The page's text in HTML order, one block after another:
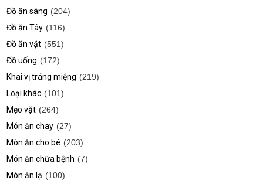
Đồ ăn sáng (204)
Đồ ăn Tây (116)
Đồ ăn vặt (551)
Đồ uống (172)
Khai vị tráng miệng (219)
Loại khác (101)
Mẹo vặt (264)
Món ăn chay (27)
Món ăn cho bé (203)
Món ăn chữa bệnh (7)
Món ăn lạ (100)